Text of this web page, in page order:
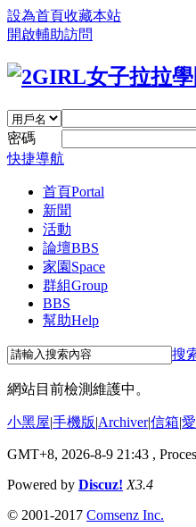
設為首頁收藏本站
開啟輔助訪問
密碼
快捷導航
首頁Portal
新聞
活動
論壇BBS
家園 Space
群組Group
BBS
幫助Help
搜
網站目前檢測維護中。
小黑屋|手機版|Archiver|信箱|
GMT+8, 2026-8-9 21:43 ,
Powered by Discuz! X3.4
© 2001-2017 Comsenz Inc.